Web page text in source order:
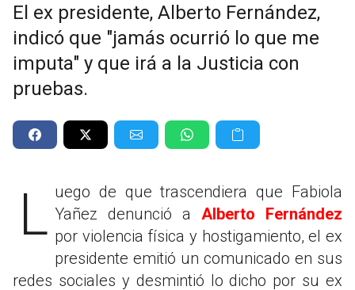
El ex presidente, Alberto Fernández,
indicó que "jamás ocurrió lo que me
imputa" y que irá a la Justicia con
pruebas.
Luego de que trascendiera que Fabiola Yañez denunció a Alberto Fernández
por violencia física y hostigamiento, el ex
presidente emitió un comunicado en sus
redes sociales y desmintió lo dicho por su ex